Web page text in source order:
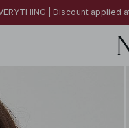
| Discount